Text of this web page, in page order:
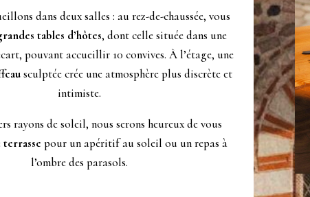
dans deux salles : au rez-de-chaussée, vous
tables d’hôtes, dont celle située dans une
pouvant accueillir 10 convives. À l’étage, une
sculptée crée une atmosphère plus discrète et
intimiste.
rayons de soleil, nous serons heureux de vous
terrasse pour un apéritif au soleil ou un repas à
l’ombre des parasols.